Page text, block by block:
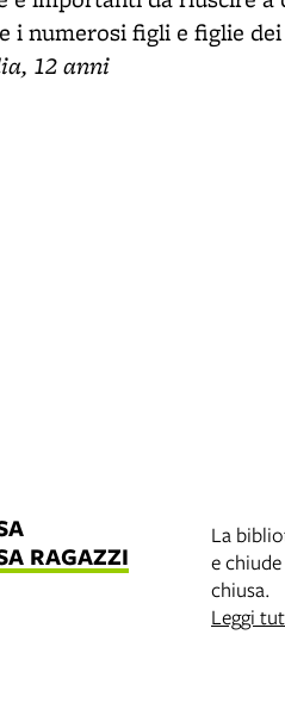
i numerosi figli e figlie
12 anni
RAGAZZI
La
e
chiusa.
Leggi